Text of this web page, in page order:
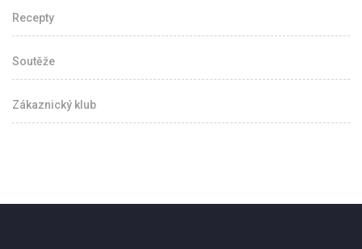
Recepty
Soutěže
Zákaznický klub